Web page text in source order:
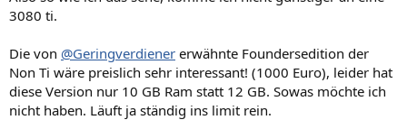
3080 ti.
Die von @Geringverdiener erwähnte Foundersedition der
Non Ti wäre preislich sehr interessant! (1000 Euro), leider hat
diese Version nur 10 GB Ram statt 12 GB. Sowas möchte ich
nicht haben. Läuft ja ständig ins limit rein.